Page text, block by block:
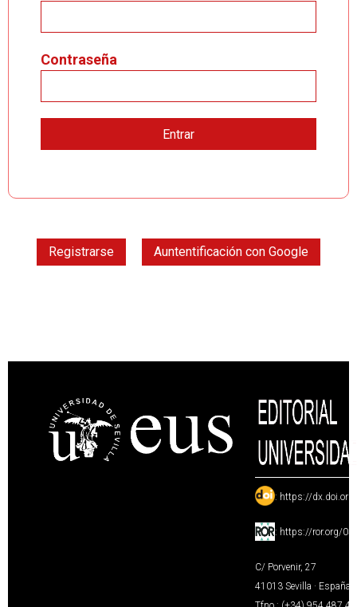
Contraseña
Registrarse Auntentificación con Google
: https://
: https://ror.org/
C/ Porvenir, 27
41013 Sevilla · España